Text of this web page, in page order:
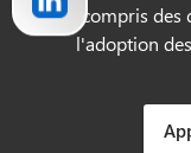
compris des
l'adoption